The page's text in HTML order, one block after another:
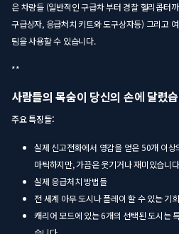
은 차량들 (일반적인 구급차 부터 경찰 헬리콥터
구급상자, 응급처치 키트와 도구상자등) 그리고
팀을 사용할 수 있습니다.
**
사람들의 목숨이 당신의 손에 달렸
주요 특징들:
실제 신고전화에서 영감을 얻은 50개 이
마틱하지만, 가끔은 웃기거나 재미있습니
실제 응급처치 방법들
전 세계 아무 도시나 플레이 할 수 있는 기
캐리어 모드에 있는 6개의 선택된 도시는